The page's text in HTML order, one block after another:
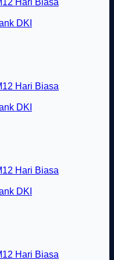
DKI
Hari Biasa
DKI
Hari Biasa
DKI
Hari Biasa